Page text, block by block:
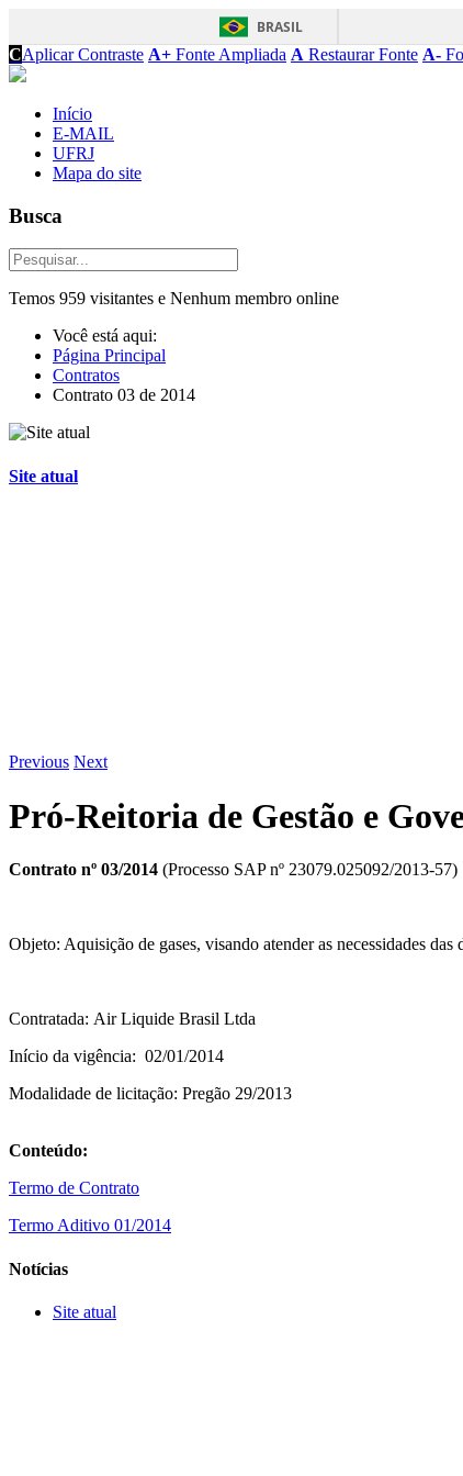
BRASIL
CAplicar Contraste A+ Fonte Ampliada A Restaurar Fonte A-
Início
E-MAIL
UFRJ
Mapa do site
Busca
Temos 959 visitantes e Nenhum membro online
Você está aqui:
Página Principal
Contratos
Contrato 03 de 2014
Site atual
Previous Next
Pró-Reitoria de Gestão e
Contrato nº 03/2014 (Processo SAP nº 23079.025092/2013-57)
Objeto: Aquisição de gases, visando atender as necessidades das
Contratada: Air Liquide Brasil Ltda
Início da vigência: 02/01/2014
Modalidade de licitação: Pregão 29/2013
Conteúdo:
Termo de Contrato
Termo Aditivo 01/2014
Notícias
Site atual